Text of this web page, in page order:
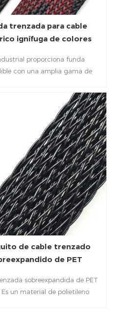
trenzada para cable
ignífuga de colores
proporciona funda
con una amplia gama de
brinda protección mecánica
a la abrasión para diversos
de cableado, mangueras, tubos,
de cable trenzado
de PET
sobreexpandida de PET
Es un material de polietileno